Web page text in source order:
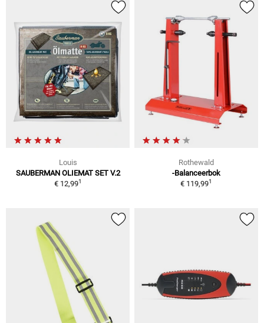
Louis
SAUBERMAN OLIEMAT SET V.2
€ 12,991
Rothewald
-Balanceerbok
€ 119,991